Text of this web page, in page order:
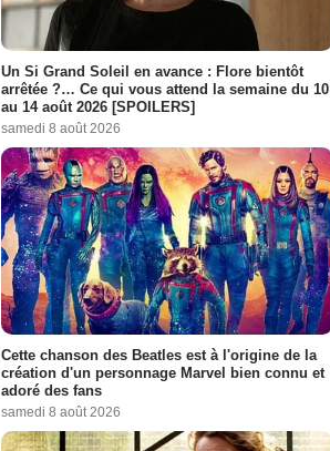
Un Si Grand Soleil en avance : Flore bientôt
arrêtée ?… Ce qui vous attend la semaine du 10
au 14 août 2026 [SPOILERS]
samedi 8 août 2026
Cette chanson des Beatles est à l'origine de la
création d'un personnage Marvel bien connu et
adoré des fans
samedi 8 août 2026